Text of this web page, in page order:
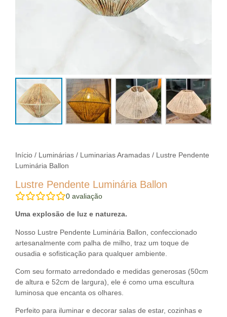
Início / Luminárias / Luminarias Aramadas / Lustre Pendente
Luminária Ballon
Lustre Pendente Luminária Ballon
0 avaliação
Uma explosão de luz e natureza.
Nosso Lustre Pendente Luminária Ballon, confeccionado
artesanalmente com palha de milho, traz um toque de
ousadia e sofisticação para qualquer ambiente.
Com seu formato arredondado e medidas generosas (50cm
de altura e 52cm de largura), ele é como uma escultura
luminosa que encanta os olhares.
Perfeito para iluminar e decorar salas de estar, cozinhas e